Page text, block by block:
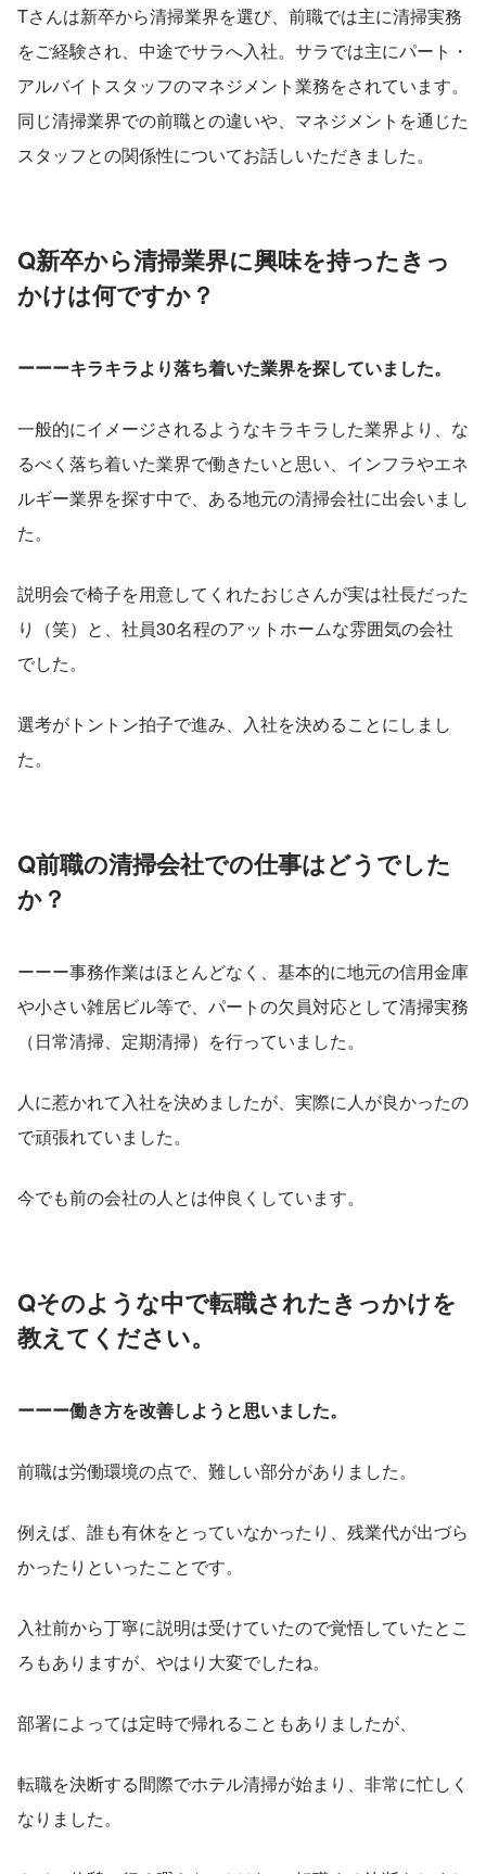
Tさんは新卒から清掃業界を選び、前職では主に清掃実務
をご経験され、中途でサラへ入社。サラでは主にパート・
アルバイトスタッフのマネジメント業務をされています。
同じ清掃業界での前職との違いや、マネジメントを通じた
スタッフとの関係性についてお話しいただきました。
Q新卒から清掃業界に興味を持ったきっ
かけは何ですか？
ーーーキラキラより落ち着いた業界を探していました。
一般的にイメージされるようなキラキラした業界より、な
るべく落ち着いた業界で働きたいと思い、インフラやエネ
ルギー業界を探す中で、ある地元の清掃会社に出会いまし
た。
説明会で椅子を用意してくれたおじさんが実は社長だった
り（笑）と、社員30名程のアットホームな雰囲気の会社
でした。
選考がトントン拍子で進み、入社を決めることにしまし
た。
Q前職の清掃会社での仕事はどうでした
か？
ーーー事務作業はほとんどなく、基本的に地元の信用金庫
や小さい雑居ビル等で、パートの欠員対応として清掃実務
（日常清掃、定期清掃）を行っていました。
人に惹かれて入社を決めましたが、実際に人が良かったの
で頑張れていました。
今でも前の会社の人とは仲良くしています。
Qそのような中で転職されたきっかけを
教えてください。
ーーー働き方を改善しようと思いました。
前職は労働環境の点で、難しい部分がありました。
例えば、誰も有休をとっていなかったり、残業代が出づら
かったりといったことです。
入社前から丁寧に説明は受けていたので覚悟していたとこ
ろもありますが、やはり大変でしたね。
部署によっては定時で帰れることもありましたが、
転職を決断する間際でホテル清掃が始まり、非常に忙しく
なりました。